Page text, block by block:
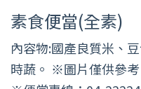
素食便當(全素)
內容物:國產良質米、
時蔬。 ※圖片僅供參